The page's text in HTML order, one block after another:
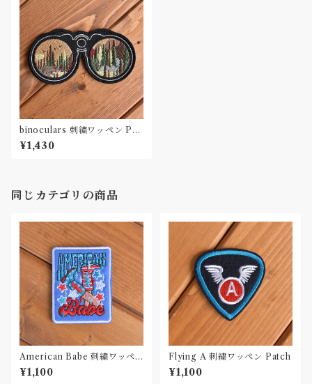
binoculars 刺繍ワッペン Pat
ch
¥1,430
同じカテゴリの商品
American Babe 刺繍ワッペ
ン Patch
¥1,100
Flying A 刺繍ワッペン Patch
¥1,100